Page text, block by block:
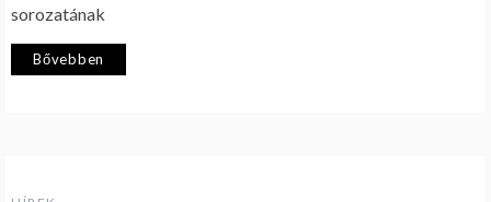
sorozatának
Bővebben